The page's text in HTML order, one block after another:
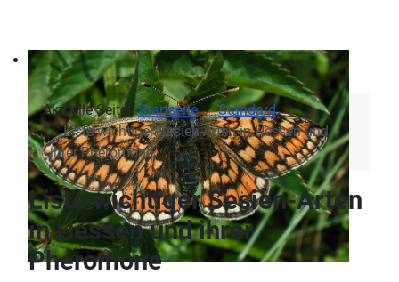
Aktuelle Seite:Startseite
Standard
Liste wichtiger Sesien-Arten in Hessen und
ihrer Pheromone
Liste wichtiger Sesien-Arten
in Hessen und ihrer
Pheromone